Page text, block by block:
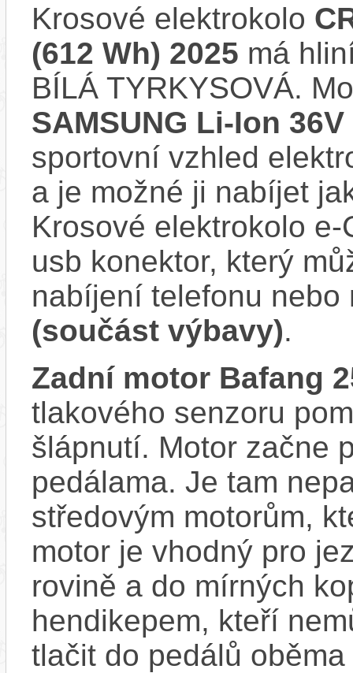
Krosové elektrokolo
(612 Wh) 2025 má
BÍLÁ TYRKYSOVÁ.
SAMSUNG Li-Ion
sportovní vzhled
a je možné ji nabíjet
Krosové elektrokolo
usb konektor, který
nabíjení telefonu
(součást výbavy).
Zadní motor Bafang
tlakového senzoru
šlápnutí. Motor začne
pedálama. Je tam
středovým motorům,
motor je vhodný pro
rovině a do mírných
hendikepem, kteří
tlačit do pedálů